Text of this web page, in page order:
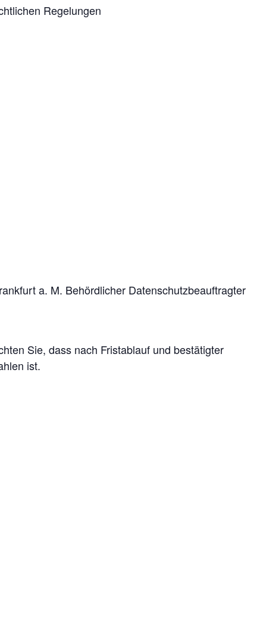
Regelungen
a. M. Behördlicher Datenschutzbeauftragter
Sie, dass nach Fristablauf und bestätigter
ist.